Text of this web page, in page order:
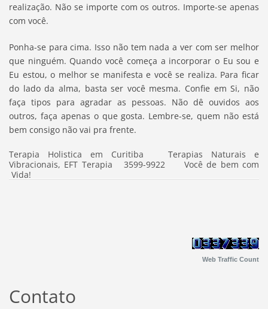
realização. Não se importe com os outros. Importe-se apenas
com você.
Ponha-se para cima. Isso não tem nada a ver com ser melhor
que ninguém. Quando você começa a incorporar o Eu sou e
Eu estou, o melhor se manifesta e você se realiza. Para ficar
do lado da alma, basta ser você mesma. Confie em Si, não
faça tipos para agradar as pessoas. Não dê ouvidos aos
outros, faça apenas o que gosta. Lembre-se, quem não está
bem consigo não vai pra frente.
Terapia Holistica em Curitiba Terapias Naturais e
Vibracionais, EFT Terapia 3599-9922 Você de bem com
Vida!
Web Traffic Count
Contato